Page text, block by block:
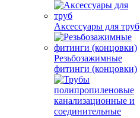
Аксессуары для труб
Резьбозажимные
фитинги (концовки)